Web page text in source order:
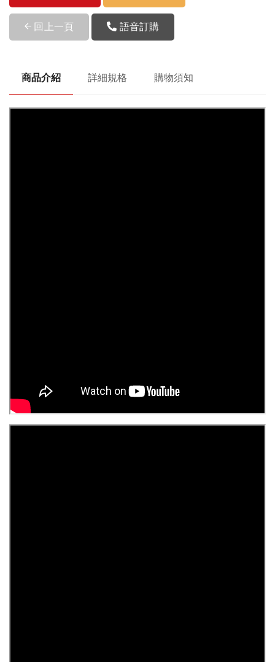
回上一頁 語音訂購
商品介紹 詳細規格 購物須知